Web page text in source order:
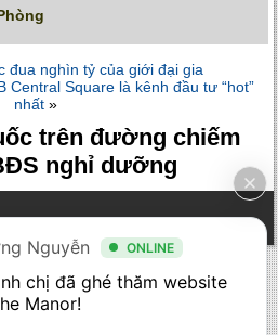
đua nghìn tỷ của giới đại gia
Central Square là kênh đầu tư “hot”
nhất »
trên đường chiếm
nghỉ dưỡng
Nguyễn ONLINE
chị đã ghé thăm website
Manor!